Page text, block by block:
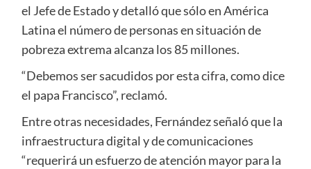
el Jefe de Estado y detalló que sólo en América
Latina el número de personas en situación de
pobreza extrema alcanza los 85 millones.
“Debemos ser sacudidos por esta cifra, como dice
el papa Francisco”, reclamó.
Entre otras necesidades, Fernández señaló que la
infraestructura digital y de comunicaciones
“requerirá un esfuerzo de atención mayor para la